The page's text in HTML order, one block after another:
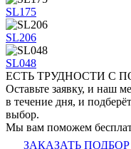
SL175
SL206
SL048
ЕСТЬ ТРУДНОСТИ С
Оставьте заявку, и наш
в течение дня, и
выбор.
Мы вам поможем
ЗАКАЗАТЬ